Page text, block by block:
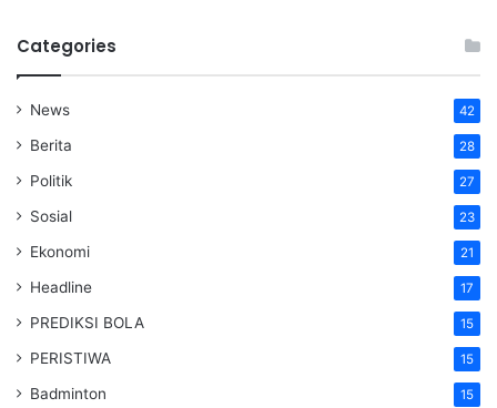
Categories
News 42
Berita 28
Politik 27
Sosial 23
Ekonomi 21
Headline 17
PREDIKSI BOLA 15
PERISTIWA 15
Badminton 15